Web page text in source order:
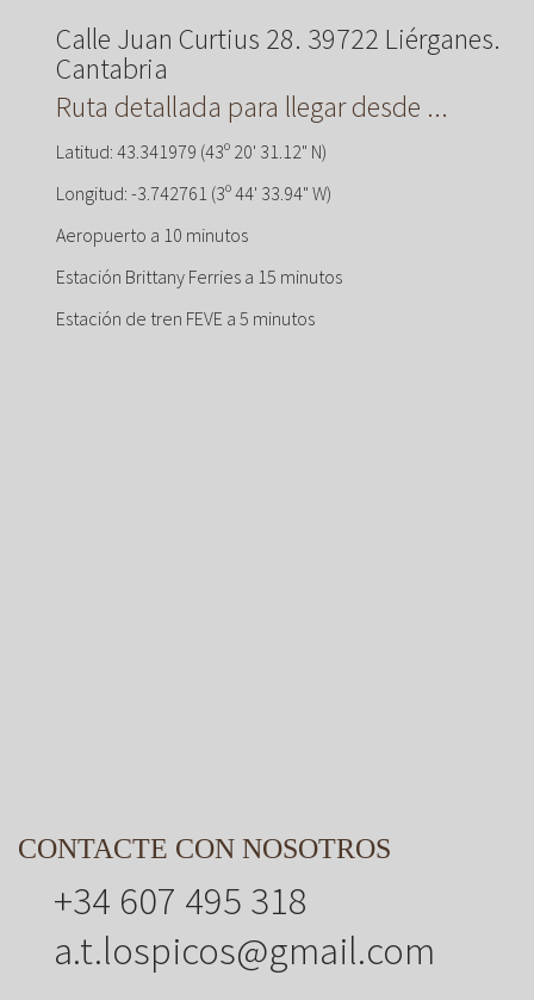
Calle Juan Curtius 28. 39722 Liérganes.
Cantabria
Ruta detallada para llegar desde ...
Latitud: 43.341979 (43º 20' 31.12" N)
Longitud: -3.742761 (3º 44' 33.94" W)
Aeropuerto a 10 minutos
Estación Brittany Ferries a 15 minutos
Estación de tren FEVE a 5 minutos
CONTACTE CON NOSOTROS
+34 607 495 318
a.t.lospicos@gmail.com